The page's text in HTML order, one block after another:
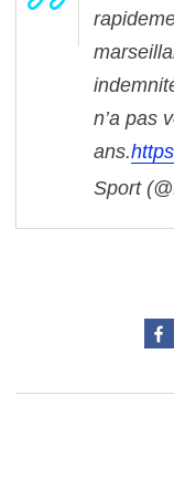
n’a pas
ans.
Sport